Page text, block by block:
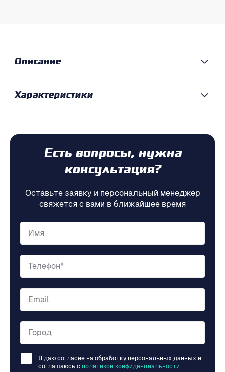
Описание
Характеристики
Есть вопросы, нужна
консультация?
Оставьте заявку и персональный менеджер
свяжется с вами в ближайшее время
Имя
Телефон*
Email
Город
Я даю согласие на обработку персональных данных и
соглашаюсь c политикой конфиденциальности